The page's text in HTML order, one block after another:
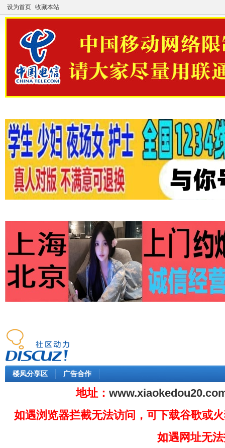
设为首页 收藏本站
楼凤分享区 广告合作
地址：
如遇浏览器拦截无法访问，可下载谷歌或
如遇网址无